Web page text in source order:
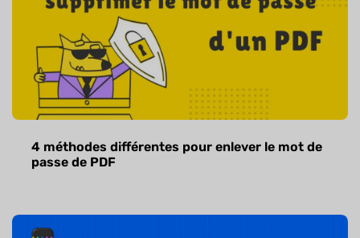
4 méthodes différentes pour enlever le mot de
passe de PDF